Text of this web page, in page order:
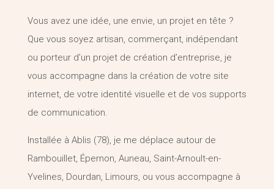
Vous avez une idée, une envie, un projet en tête ?
Que vous soyez artisan, commerçant, indépendant
ou porteur d’un projet de création d’entreprise, je
vous accompagne dans la création de votre site
internet, de votre identité visuelle et de vos supports
de communication.
Installée à Ablis (78), je me déplace autour de
Rambouillet, Épernon, Auneau, Saint-Arnoult-en-
Yvelines, Dourdan, Limours, ou vous accompagne à